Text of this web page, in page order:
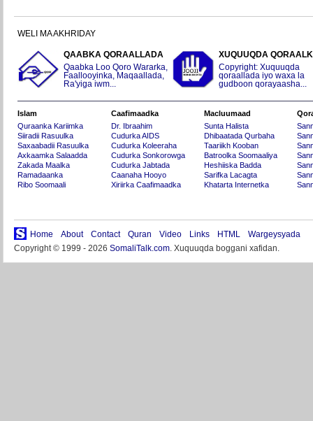
WELI MA AKHRIDAY
QAABKA QORAALLADA
Qaabka Loo Qoro Wararka,
Faallooyinka, Maqaallada,
Ra'yiga iwm...
XUQUUQDA
Copyright: Xuquuqda
qoraallada iyo waxa la
gudboon qorayaasha...
Islam
Quraanka Kariimka
Siiradii Rasuulka
Saxaabadii Rasuulka
Axkaamka Salaadda
Zakada Maalka
Ramadaanka
Ribo Soomaali
Caafimaadka
Dr. Ibraahim
Cudurka AIDS
Cudurka Koleeraha
Cudurka Sonkorowga
Cudurka Jabtada
Caanaha Hooyo
Xiriirka Caafimaadka
Macluumaad
Sunta Halista
Dhibaatada Qurbaha
Taariikh Kooban
Batroolka Soomaaliya
Heshiiska Badda
Sarifka Lacagta
Khatarta Internetka
Home About Contact Quran Video Links HTML
Wargeysyada
Copyright © 1999 - 2026 SomaliTalk.com. Xuquuqda boggani xafidan.